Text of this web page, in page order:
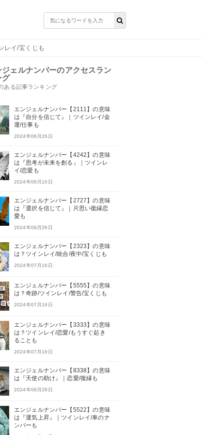
レイ/宝くじも
ジェルナンバーのアクセスラン
グ
ある記事ランキング
エンジェルナンバー【2111】の意味
は『自分を信じて』｜ツインレイ/金
運/仕事も
2024年06月26日
エンジェルナンバー【4242】の意味
は『思考が未来を創る』｜ツインレ
イ/恋愛も
2024年06月10日
エンジェルナンバー【2727】の意味
は『選択を信じて』｜片思い復縁恋
愛も
2024年06月26日
エンジェルナンバー【2323】の意味
は？ツインレイ/統合/夜中/宝くじも
2024年07月16日
エンジェルナンバー【5555】の意味
は？奇跡/ツインレイ/警告/宝くじも
2024年07月16日
エンジェルナンバー【3333】の意味
は？ツインレイ/恋愛/もうすぐ起き
ることも
2024年07月16日
エンジェルナンバー【8338】の意味
は『天使の助け』｜恋愛/復縁も
2024年06月29日
エンジェルナンバー【5522】の意味
は『運気上昇』｜ツインレイ/車のナ
ンバーも